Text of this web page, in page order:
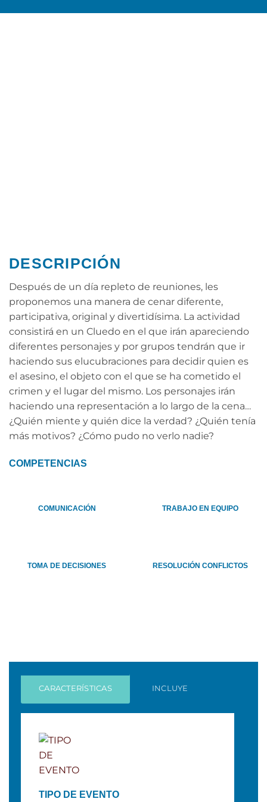
DESCRIPCIÓN
Después de un día repleto de reuniones, les
proponemos una manera de cenar diferente,
participativa, original y divertidísima. La actividad
consistirá en un Cluedo en el que irán apareciendo
diferentes personajes y por grupos tendrán que ir
haciendo sus elucubraciones para decidir quien es
el asesino, el objeto con el que se ha cometido el
crimen y el lugar del mismo. Los personajes irán
haciendo una representación a lo largo de la cena…
¿Quién miente y quién dice la verdad? ¿Quién tenía
más motivos? ¿Cómo pudo no verlo nadie?
COMPETENCIAS
COMUNICACIÓN TRABAJO EN EQUIPO
TOMA DE DECISIONES RESOLUCIÓN CONFLICTOS
CARACTERÍSTICAS INCLUYE
TIPO DE EVENTO